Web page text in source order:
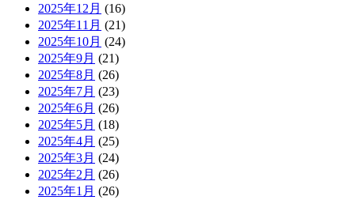
2025年12月 (16)
2025年11月 (21)
2025年10月 (24)
2025年9月 (21)
2025年8月 (26)
2025年7月 (23)
2025年6月 (26)
2025年5月 (18)
2025年4月 (25)
2025年3月 (24)
2025年2月 (26)
2025年1月 (26)